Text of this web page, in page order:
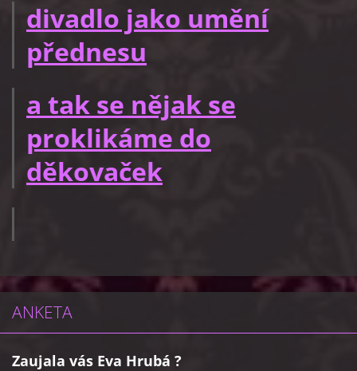
divadlo jako umění
přednesu
a tak se nějak se
proklikáme do
děkovaček
ANKETA
Zaujala vás Eva Hrubá ?